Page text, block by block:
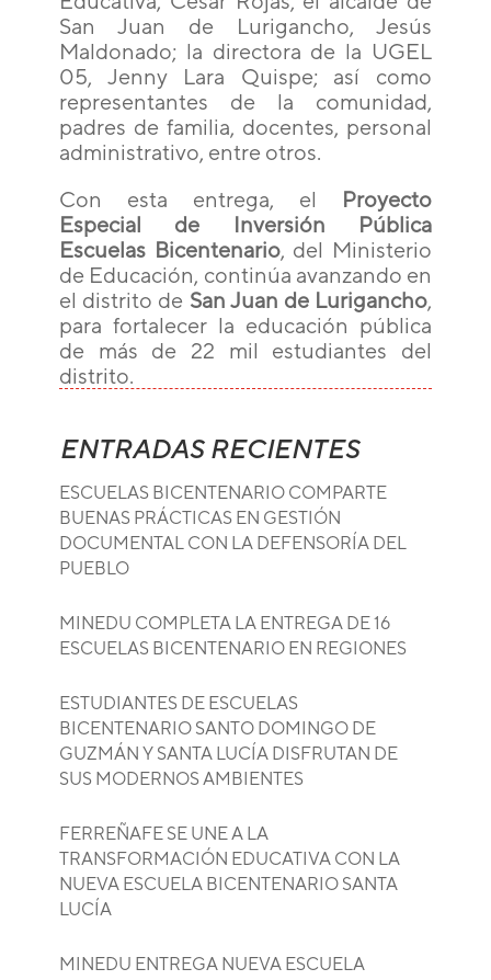
San Juan de Lurigancho, Jesús
Maldonado; la directora de la UGEL
05, Jenny Lara Quispe; así como
representantes de la comunidad,
padres de familia, docentes, personal
administrativo, entre otros.
Con esta entrega, el
Proyecto
Especial de Inversión Pública
Escuelas Bicentenario, del Ministerio
de Educación, continúa avanzando en
el distrito de San Juan de Lurigancho,
para fortalecer la educación pública
de más de 22 mil estudiantes del
distrito.
ENTRADAS RECIENTES
ESCUELAS BICENTENARIO COMPARTE
BUENAS PRÁCTICAS EN GESTIÓN
DOCUMENTAL CON LA DEFENSORÍA DEL
PUEBLO
MINEDU COMPLETA LA ENTREGA DE 16
ESCUELAS BICENTENARIO EN REGIONES
ESTUDIANTES DE ESCUELAS
BICENTENARIO SANTO DOMINGO DE
GUZMÁN Y SANTA LUCÍA DISFRUTAN DE
SUS MODERNOS AMBIENTES
FERREÑAFE SE UNE A LA
TRANSFORMACIÓN EDUCATIVA CON LA
NUEVA ESCUELA BICENTENARIO SANTA
LUCÍA
MINEDU ENTREGA NUEVA ESCUELA